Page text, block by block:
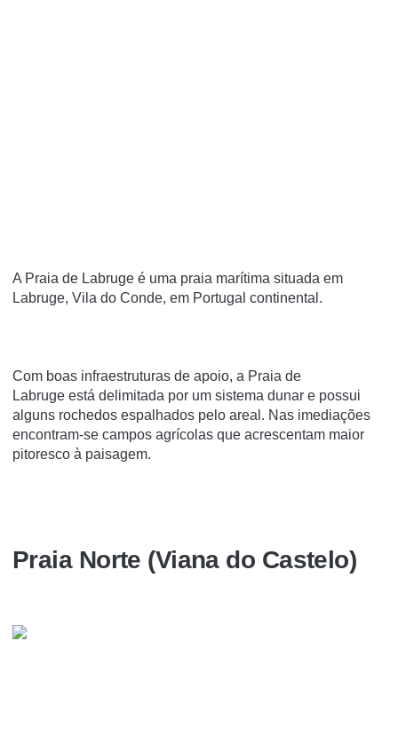
A Praia de Labruge é uma praia marí­tima situada em
Labruge, Vila do Conde, em Portugal continental.
Com boas infraestruturas de apoio, a Praia de
Labruge está delimitada por um sistema dunar e possui
alguns rochedos espalhados pelo areal. Nas imediações
encontram-se campos agrícolas que acrescentam maior
pitoresco à paisagem.
Praia Norte (Viana do Castelo)